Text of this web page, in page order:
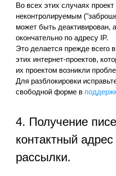
Во всех этих случаях проект
неконтролируемым
может быть деактивирован,
окончательно по адресу IP.
Это делается прежде всего
этих интернет-проектов,
их проектом возникли
Для разблокировки
свободной форме в
4. Получение
контактный адрес
рассылки.